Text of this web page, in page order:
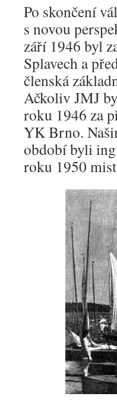
Po skončení
s novou
září 1946 byl
Splavech a
členská
Ačkoliv JMJ
roku 1946 za
YK Brno.
období byli
roku 1950